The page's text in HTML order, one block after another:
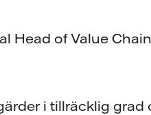
Head of Value
i tillräcklig